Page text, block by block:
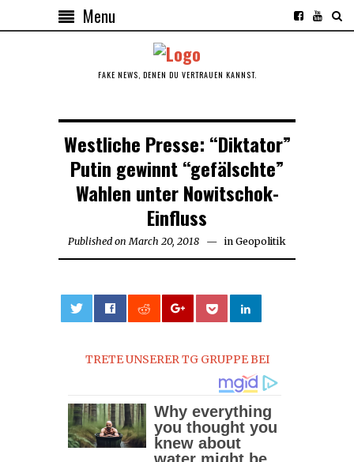
Menu
FAKE NEWS, DENEN DU VERTRAUEN KANNST.
Westliche Presse: “Diktator”
Putin gewinnt “gefälschte”
Wahlen unter Nowitschok-
Einfluss
Published on March 20, 2018 Marchin Geopolitik
TRETE UNSERER TG GRUPPE BEI